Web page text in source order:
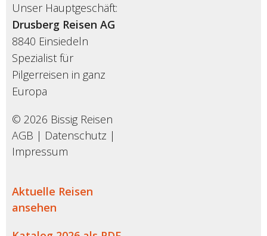
Unser Hauptgeschäft:
Drusberg Reisen AG
8840 Einsiedeln
Spezialist für
Pilgerreisen in ganz
Europa
© 2026 Bissig Reisen
AGB | Datenschutz |
Impressum
Aktuelle Reisen
ansehen